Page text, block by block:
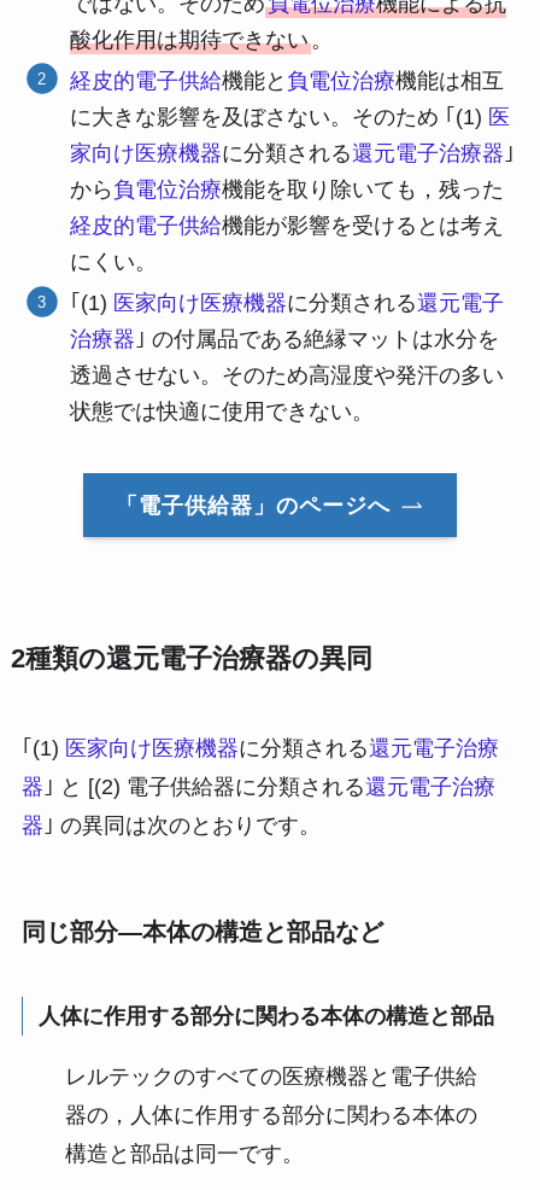
酸化作用は期待できない。
経皮的電子供給機能と 負電位治療機能は相互
に大きな影響を及ぼさない。そのため ｢(1) 医
家向け医療機器に分類される還元電子治療器 ｣
から 負電位治療機能を取り除いても，残った
経皮的電子供給機能が影響を受けるとは考え
にくい。
｢(1) 医家向け医療機器に分類される還元電子
治療器 ｣ の付属品である絶縁マットは水分を
透過させない。そのため高湿度や発汗の多い
状態では快適に使用できない。
「電子供給器」のページへ
2種類の還元電子治療器の異同
｢(1) 医家向け医療機器に分類される還元電子治療
器 ｣ と [(2) 電子供給器に分類される還元電子治療
器 ｣ の異同は次のとおりです。
同じ部分―本体の構造と部品など
人体に作用する部分に関わる本体の構造と部品
レルテックのすべての医療機器と電子供給
器の，人体に作用する部分に関わる本体の
構造と部品は同一です。